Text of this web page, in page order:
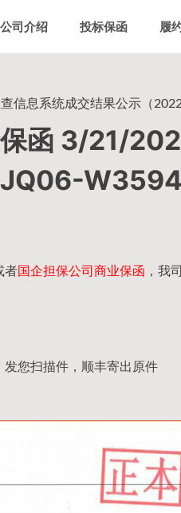
公司介绍 投标保函 履
信息系统成交结果公示（
函 3/21/
W3594
者国企担保公司商业保函 ，我
您扫描件，顺丰寄出原件